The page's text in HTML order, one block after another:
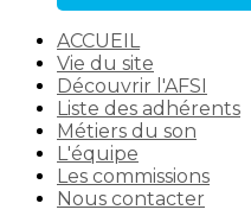
ACCUEIL
Vie du site
Découvrir l'AFSI
Liste des adhérents
Métiers du son
L'équipe
Les commissions
Nous contacter